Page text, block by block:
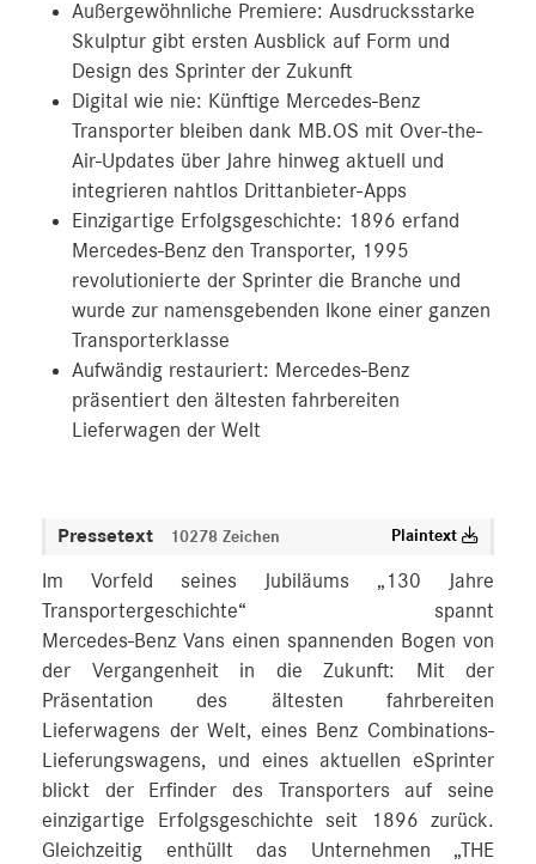
Außergewöhnliche Premiere: Ausdrucksstarke
Skulptur gibt ersten Ausblick auf Form und
Design des Sprinter der Zukunft
Digital wie nie: Künftige Mercedes-Benz
Transporter bleiben dank MB.OS mit Over-the-
Air-Updates über Jahre hinweg aktuell und
integrieren nahtlos Drittanbieter-Apps
Einzigartige Erfolgsgeschichte: 1896 erfand
Mercedes-Benz den Transporter, 1995
revolutionierte der Sprinter die Branche und
wurde zur namensgebenden Ikone einer ganzen
Transporterklasse
Aufwändig restauriert: Mercedes-Benz
präsentiert den ältesten fahrbereiten
Lieferwagen der Welt
Pressetext 10278 Zeichen Plaintext
Im Vorfeld seines Jubiläums „130 Jahre
Transportergeschichte“ spannt
Mercedes‑Benz Vans einen spannenden Bogen von
der Vergangenheit in die Zukunft: Mit der
Präsentation des ältesten fahrbereiten
Lieferwagens der Welt, eines Benz Combinations-
Lieferungswagens, und eines aktuellen eSprinter
blickt der Erfinder des Transporters auf seine
einzigartige Erfolgsgeschichte seit 1896 zurück.
Gleichzeitig enthüllt das Unternehmen „THE